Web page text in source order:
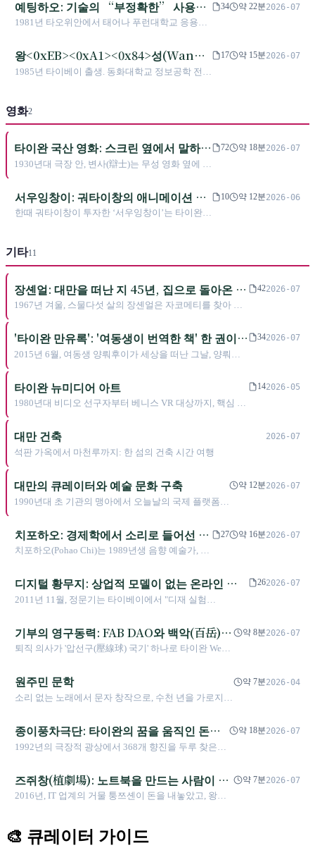
어냈다. 그러나 가장 큰 의문을 받은 것은 타이완을 '보이게'
하려는 이 영화가 정작 누구를 프레임 밖에 남겨두었는가였
아니다.
예팅하오: 기술의 “부정확한” 사용으
로 예기치 못한 음상 예술을 끌어낸 예술
1981년 타오위안에서 태어나 푸런대학교 응용미
베이예술대학교 과학기술예술연구소를 졸업했
다. 친구들은 모두 그를 PUTA라고 불렀다. 2007년
실성제 창립 참여, 2013년 야오중한과 음상 듀오
줄곧 한 가지 일을 해왔다. 도구를 해체해 더 많은
의 나이로 일찍 세상을 떠난 그가 남긴 것은 개인
작품 목록이 아니라 대만 음상 예술의 하나의 생
태계였다.
34 약 22분2026-07
왕<0xEB><0xA1><0x84>성(Wang
Lien-Cheng, 蝦爸): 23대의 기계로
운드 설치 미술가
1985년 타이베이 출생. 동화대학교 정보공학 전
기계가 동시에 《논어》를 낭독하는 작품)으로 런
던 루멘 프라이즈(Lumen Prize) 조각 부문 대상을
했다. 타이완 사운드 아트 그룹 i/O Lab 멤버이자
실성제(失聲祭) 2009-2010 디렉터이며, FAB DAO
타이베이예술대학교 뉴미디어 아트 학과 조교수
로 재직 중이다.
17 약 15분2026-07
영화2
타이완 국산 영화: 스크린 옆에서 말하던
사람, 그리고 죽고 다시 살아난 영화사
1930년대 극장 안, 변사(辯士)는 무성 영화 옆에 서
다. 90년 후, <해각칠호>는 다섯 가지 언어를 동시
에 스크린으로 불러들였다. 타이완어 영화는 한때
세계 3대 드라마 장르 생산국이었으나 말살되었
0.36%까지 추락했다. 국산 영화는 단순히 나쁜 것
로 죽음이 선언되고 다시 살아난 역사의 기록이다.
72 약 18분2026-07
서우잉창이: 궈타이창의 애니메이션 꿈
에서 타이난 골목의 《팔계》까지
한때 궈타이창이 투자한 ‘서우잉창이’는 타이완
타이난에서 20년을 버텼고, 마침내 《팔계》로 금
마장을 거머쥐며 타이완 애니메이션이 하청에서
10 약 12분2026-06
기타11
장셴얼: 대만을 떠난 지 45년, 집으로 돌아온 뒤
에야 생애 최고의 그림을 그릴 수 있었다
1967년 겨울, 스물다섯 살의 장셴얼은 자코메티를 찾아 파
실을 알게 되었다. 이후 45년 동안 그는 뉴욕 SoHo에서 창
문을 막고 마음속의 빛을 찾았고, 1975년 Lamagna 갤러리
에서는 그림 한 점도 팔지 못했다. 1990년대 아버지가 넘어
묘’를 그렸다. 2008년 예순다섯 살에 타이둥 진쭌에 정착했
고, 2025년 장셴얼 예술단지가 개막했을 때 그는 이미 여든
422026-07
'타이완 만유록': '여동생이 번역한 책' 한 권이
춘산에서 런던 시상대로 가기까지
2015년 6월, 여동생 양뤄후이가 세상을 떠난 그날, 양뤄츠
라미로 된 암호를 이해하는 데 사흘이 걸렸다. 5년 뒤 춘산
출판이 펴낸 《타이완 만유록》에는 '아오야마 지즈코 지
음・양솽쯔 옮김'이라고 적혔다. 번역자란에 쓰인 이름은
런던 부커상. 그는 여동생의 이름으로 존재하지 않는 책 한
권을 번역했다.
342026-07
타이완 뉴미디어 아트
1980년대 비디오 선구자부터 베니스 VR 대상까지, 핵심 예
이 어떻게 코드로 시를 쓰며 국제 예술 지도에 자신의 이름
을 새겼는가.
142026-05
대만 건축
석판 가옥에서 마천루까지: 한 섬의 건축 시간 여행
2026-07
대만의 큐레이터와 예술 문화 구축
1990년대 초 기관의 맹아에서 오늘날의 국제 플랫폼까
게 지역 예술 담론을 구축하고, 국제 비엔날레 시스템
안에서 자신의 목소리를 찾아갔는가에 관한 30년의 진
화사.
약 12분2026-07
치포하오: 경제학에서 소리로 들어선 사
람, 알고리즘으로 한 가지를 묻다 - 당신
치포하오(Pohao Chi)는 1989년생 음향 예술가, 작
졸업하고 런던 골드스미스 대학교에서 음악 석사
학위를 받았으며, 2021년 MIT Art, Culture and
Technology 석사과정 재학 중 Harold and Arlene
2014년에는 타이베이 미술상에 입선하고, 국립대
만미술관의 지원으로 네덜란드 로테르담 V2 레지
따라 1,000킬로미터 넘게 이동했고, 2017년에는
Zone Sound Creative를 설립했다. 2025년에는 C-
하고, 《Cybernetics of Waterscape》로 Ars
Electronica 2025 Polyphony 대만관에 선정되었
다. 2026년 3월에는 파리 IRCAM Forum
Motion》이 로스앤젤레스 The Music Center에서
전시되었다. 그는 알고리즘, GPS, AI 합성 음성으
는가.
27 약 16분2026-07
디지털 황무지: 상업적 모델이 없는 온라인 예
술 비평 플랫폼이 12년 동안 어떻게 생존했는가
2011년 11월, 정문기는 타이베이에서 "디재 실험
료 없는 온라인 서술 프로젝트를 시작했다. 12년 후 이 플랫
폼은 56개 주제 기획, 384편의 글, 31편의 팟캐스트, 10권의
《군도 데이터베이스》를 축적했다. 동시대 동종 "종이 매
지 조건을 모두 갖춘 중국어권 예술 비평 플랫폼 중 동시기
에 생존한 사례는 존재하지 않는다. 이 플랫폼이 버틸 수 있
노력이 나머지 간극을 메운다는 세 층위의 정교한 중첩된
"quiet infrastructure" 덕분이다.
262026-07
기부의 영구동력: FAB DAO와 백악(百岳)
프로젝트의 사회 실험
퇴직 의사가 '압선구(壓線球) 국기' 하나로 타이완 Web3
악 프로젝트는 '소장이 곧 기부이며, 예술이 곧 사회적
행동'이라는 기부의 본질을 재정부한다.
약 8분2026-07
원주민 문학
소리 없는 노래에서 문자 창작으로, 수천 년을 가로지르
약 7분2026-04
종이풍차극단: 타이완의 꿈을 움직인 돈키
호테, 30년을 가로지른 예술의 장정
1992년의 극장적 광상에서 368개 향진을 두루 찾은
있으면 움직이고, 바람이 없으면 스스로 움직인다’는
정신으로 타이완 어린이들에게 예술의 첫걸음을 밝혀
주었다. 바리 대화재와 팬데믹의 큰 타격을 겪은 뒤에
재기했으며, 거대한 《비의 말》과 지역 이야기를 통
해 이 섬의 집단기억을 엮어 냈다.
약 18분2026-07
즈쥐창(植劇場): 노트북을 만드는 사람이 대
만 드라마 부흥의 씨앗을 심다
2016년, IT 업계의 거물 퉁쯔셴이 돈을 내놓았고, 왕샤
키우는 것.
약 7분2026-07
🎨 큐레이터 가이드